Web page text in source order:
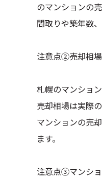
のマンションの
間取りや築年数
注意点②売却相
札幌のマンショ
売却相場は実際
マンションの売
ます。
注意点③マンシ